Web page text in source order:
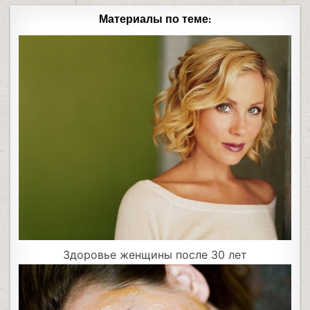
Материалы по теме:
Здоровье женщины после 30 лет